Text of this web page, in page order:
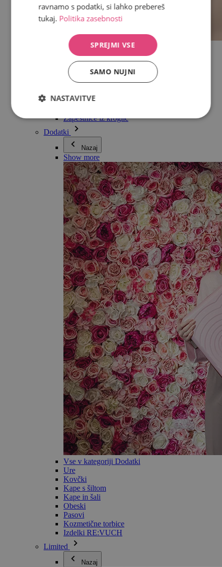
Vse v kategoriji Nakit
Uhani
Zapestnice
Ogrlice
Kolekcija Adéle Pečlové
Nakit za pare
Zapestnice iz kroglic
Dodatki
Nazaj
Show more
Vse v kategoriji Dodatki
Ure
Kovčki
Kape s šiltom
Kape in šali
Obeski
Pasovi
Kozmetične torbice
Izdelki RE:VUCH
Limited
Nazaj
ravnamo s podatki, si lahko prebereš
tukaj. Politika zasebnosti
SPREJMI VSE
SAMO NUJNI
NASTAVITVE